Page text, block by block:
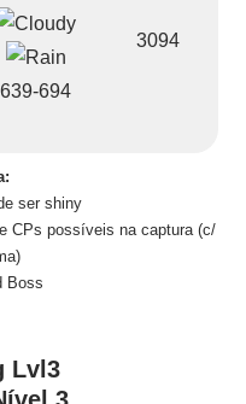
639-694
3094
ser shiny
CPs possíveis na captura (c/
Boss